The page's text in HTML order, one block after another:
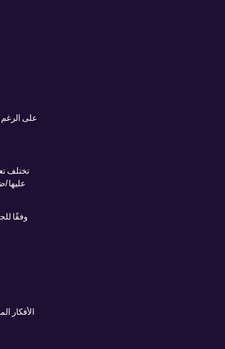
على الرغم
تختلف
للطب النفسي (APA) عليها
وفقًا
الأفكار